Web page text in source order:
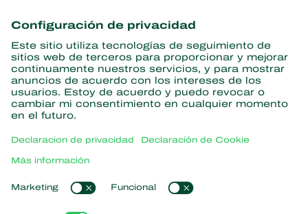
información
Suscríbase aquí
Partners with Nature
Avispas parasitoides
Nematodos benéficos
Microorganismos benéficos
Acerca de Koppert
Noticias e información
Trabajar en Koppert
Enlaces populares